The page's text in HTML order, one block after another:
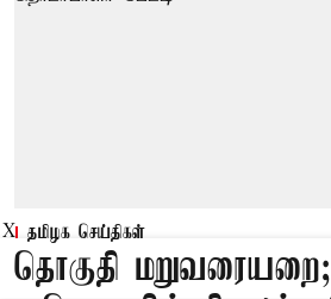
தமிழக செய்திகள்
தொகுதி மறுவரையறை;
X